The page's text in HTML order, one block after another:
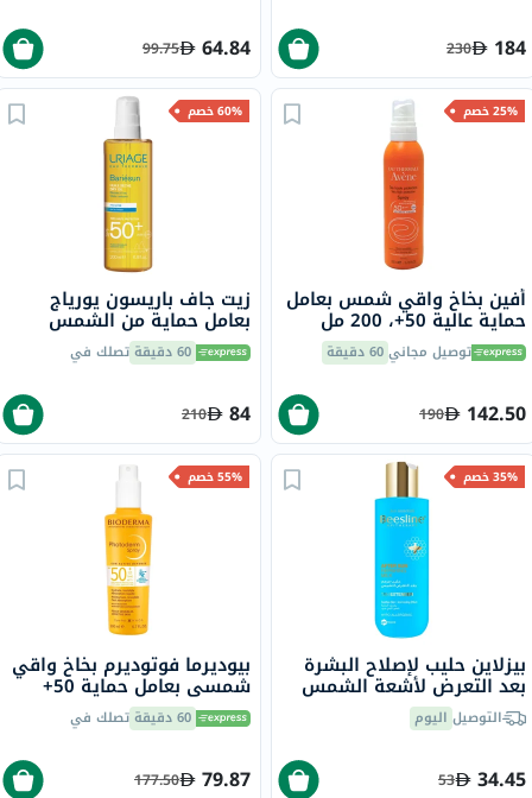
184
230
64.84
99.75
25% خصم
أفين بخاخ واقي شمس بعامل
حماية عالية 50+، 200 مل
توصيل مجاني60 دقيقة
142.50
190
60% خصم
زيت جاف باريسون يورياج
بعامل حماية من الشمس
مل 60 دقيقة تصلك في
84
210
35% خصم
بيزلاين حليب لإصلاح البشرة
بعد التعرض لأشعة الشمس
200 ملالتوصيل اليوم
34.45
53
55% خصم
بيوديرما فوتوديرم بخاخ واقي
شمسي بعامل حماية 50+
200 مل 60 دقيقة تصلك في
79.87
177.50